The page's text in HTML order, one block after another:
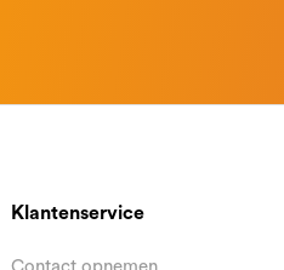
Klantenservice